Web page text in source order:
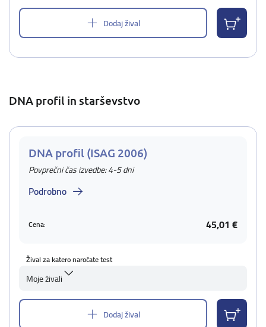
Dodaj žival
DNA profil in starševstvo
DNA profil (ISAG 2006)
Povprečni čas izvedbe: 4-5 dni
Podrobno
Cena: 45,01 €
Žival za katero naročate test
Moje živali
Dodaj žival